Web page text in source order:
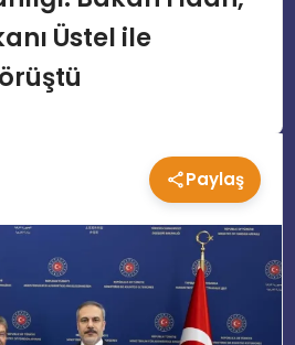
Üstel ile
Paylaş